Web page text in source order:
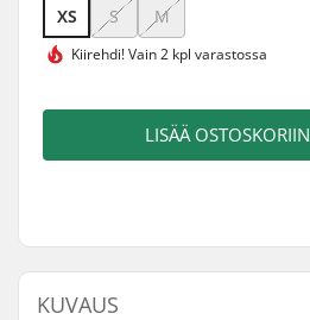
XS S M
Kiirehdi!Vain 2 kpl varastossa
LISÄÄ OSTOSKORIIN
KUVAUS